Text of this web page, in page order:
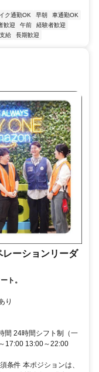
ク通勤OK 早朝
車通勤OK
歓迎 午前
経験者歓迎
給 長期歓迎
ーションリーダ
ト。
り
間 24時間シフト制（一
17:00 13:00～22:00
条件 本ポジションは、